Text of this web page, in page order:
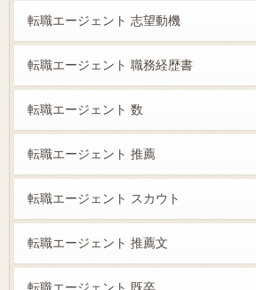
転職エージェント 志望動機
転職エージェント 職務経歴書
転職エージェント 数
転職エージェント 推薦
転職エージェント スカウト
転職エージェント 推薦文